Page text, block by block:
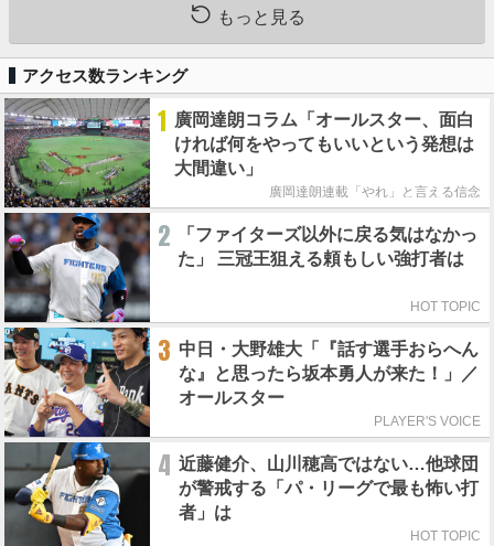
もっと見る
アクセス数ランキング
1 廣岡達朗コラム「オールスター、面白
ければ何をやってもいいという発想は
大間違い」
廣岡達朗連載「やれ」と言える信念
2
「ファイターズ以外に戻る気はなかっ
た」 三冠王狙える頼もしい強打者は
HOT TOPIC
3 中日・大野雄大「『話す選手おらへん
な』と思ったら坂本勇人が来た！」／
オールスター
PLAYER'S VOICE
4 近藤健介、山川穂高ではない…他球団
が警戒する「パ・リーグで最も怖い打
者」は
HOT TOPIC